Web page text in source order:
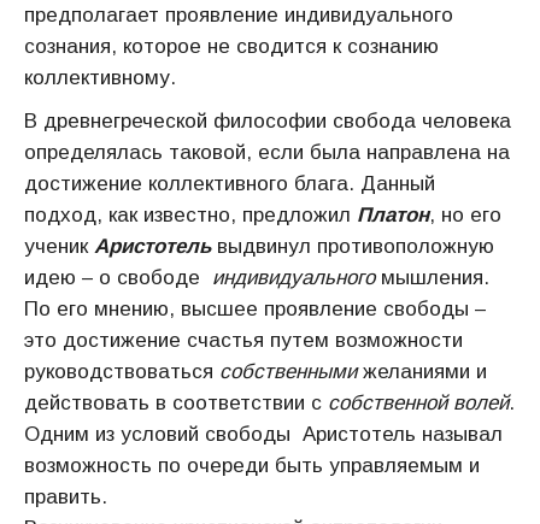
предполагает проявление индивидуального
сознания, которое не сводится к сознанию
коллективному.
В древнегреческой философии свобода человека
определялась таковой, если была направлена на
достижение коллективного блага. Данный
подход, как известно, предложил Платон, но его
ученик Аристотельвыдвинул противоположную
идею – о свободе индивидуальногомышления.
По его мнению, высшее проявление свободы –
это достижение счастья путем возможности
руководствоваться собственнымижеланиями и
действовать в соответствии с собственной волей.
Одним из условий свободы Аристотель называл
возможность по очереди быть управляемым и
править.